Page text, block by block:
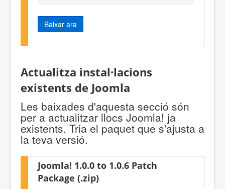
Baixar ara
Actualitza instal·lacions
existents de Joomla
Les baixades d'aquesta secció són
per a actualitzar llocs Joomla! ja
existents. Tria el paquet que s'ajusta a
la teva versió.
Joomla! 1.0.0 to 1.0.6 Patch
Package (.zip)